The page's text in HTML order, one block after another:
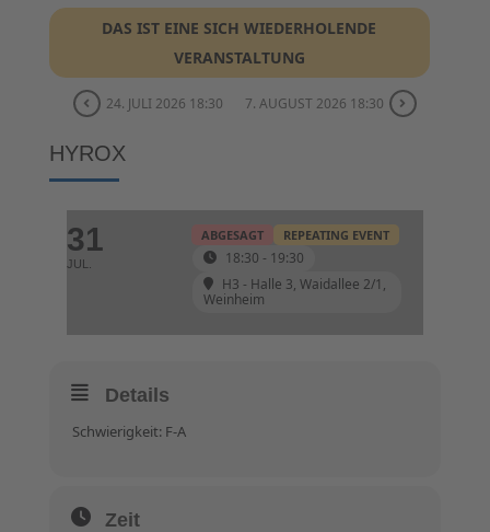
DAS IST EINE SICH WIEDERHOLENDE
VERANSTALTUNG
24. JULI 2026 18:30 7. AUGUST 2026 18:30
HYROX
31
JUL.
ABGESAGT REPEATING EVENT
18:30 - 19:30
H3 - Halle 3, Waidallee 2/1,
Weinheim
Details
Schwierigkeit: F-A
Zeit